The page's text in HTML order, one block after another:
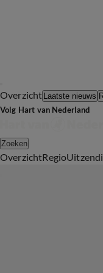
Overzicht Laatste nieuws
Volg Hart van Nederland
Zoeken
OverzichtRegio